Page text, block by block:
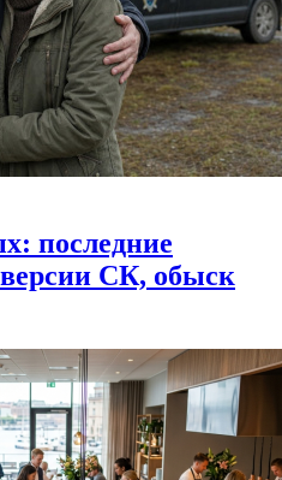
последние
версии СК, обыск